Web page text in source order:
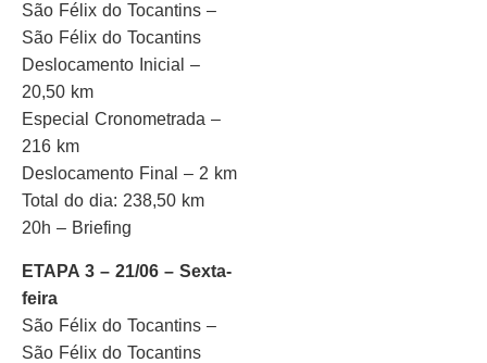
São Félix do Tocantins –
São Félix do Tocantins
Deslocamento Inicial –
20,50 km
Especial Cronometrada –
216 km
Deslocamento Final – 2 km
Total do dia: 238,50 km
20h – Briefing
ETAPA 3 – 21/06 – Sexta-
feira
São Félix do Tocantins –
São Félix do Tocantins